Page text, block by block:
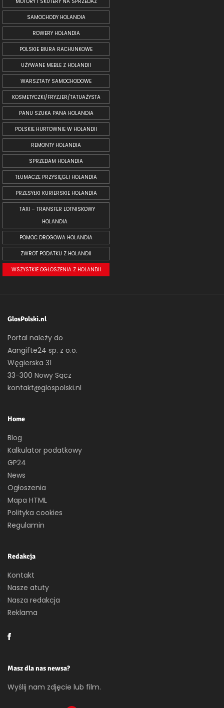
SAMOCHODY HOLANDIA
ROWERY HOLANDIA
POLSKIE BIURA RACHUNKOWE
UŻYWANE MEBLE Z HOLANDII
WARSZTATY SAMOCHODOWE
KOSMETYCZKI/FRYZJER/TATUAŻYSTA
PANU SZUKA PANA HOLANDIA
POLSKIE HURTOWNIE W HOLANDII
REMONTY HOLANDIA
SPRZEDAM HOLANDIA
TŁUMACZE PRZYSIĘGLI HOLANDIA
PRZESYŁKI KURIERSKIE HOLANDIA
TAXI – TRANSFER LOTNISKOWY
HOLANDIA
POMOC DROGOWA HOLANDIA
ZWROT PODATKU Z HOLANDII
WSZYSTKIE OGŁOSZENIA Z HOLANDII
GlosPolski.nl
Portal należy do
Aangifte24 sp. z o.o.
Węgierska 31
33-300 Nowy Sącz
kontakt@glospolski.nl
Home
Blog
Kalkulator podatkowy
GP24
News
Ogłoszenia
Mapa HTML
Polityka cookies
Regulamin
Redakcja
Kontakt
Nasze atuty
Nasza redakcja
Reklama
Masz dla nas newsa?
Wyślij nam zdjęcie lub film.